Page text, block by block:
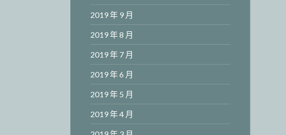
2019 年 9 月
2019 年 8 月
2019 年 7 月
2019 年 6 月
2019 年 5 月
2019 年 4 月